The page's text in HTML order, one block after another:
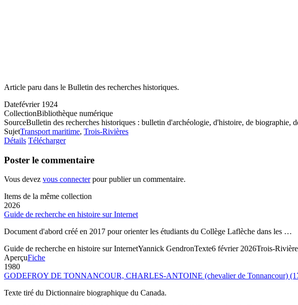
Article paru dans le Bulletin des recherches historiques.
Datefévrier 1924
CollectionBibliothèque numérique
SourceBulletin des recherches historiques : bulletin d'archéologie, d'histoire, de biographie,
SujetTransport maritime, Trois-Rivières
Détails Télécharger
Poster le commentaire
Vous devez vous connecterpour publier un commentaire.
Items de la même collection
2026
Guide de recherche en histoire sur Internet
Document d'abord créé en 2017 pour orienter les étudiants du Collège Laflèche dans les …
Guide de recherche en histoire sur InternetYannick GendronTexte6 février 2026Trois-
AperçuFiche
1980
GODEFROY DE TONNANCOUR, CHARLES-ANTOINE (chevalier de Tonnancour)
Texte tiré du Dictionnaire biographique du Canada.